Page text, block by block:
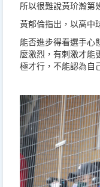
所以很難說黃玠瀚第
黃郁倫指出，以高中
能否進步得看選手心
麼激烈，有刺激才能
極才行，不能認為自